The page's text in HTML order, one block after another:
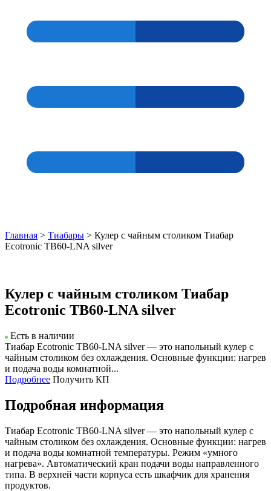
Главная > Тиабары > Кулер с чайным столиком Тиабар
Ecotronic TB60-LNA silver
Кулер с чайным столиком Тиабар
Ecotronic TB60-LNA silver
Есть в наличии
Тиабар Ecotronic TB60-LNA silver — это напольный кулер с
чайным столиком без охлаждения. Основные функции: нагрев
и подача воды комнатной...
Подробнее Получить КП
Подробная информация
Тиабар Ecotronic TB60-LNA silver — это напольный кулер с
чайным столиком без охлаждения. Основные функции: нагрев
и подача воды комнатной температуры. Режим «умного
нагрева». Автоматический кран подачи воды направленного
типа. В верхней части корпуса есть шкафчик для хранения
продуктов.